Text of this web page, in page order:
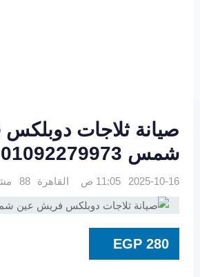
صيانة ثلاجات
شمس 01092279973
2025-10-16 11:05 ص القاهرة 88 مشاهدة
EGP 280